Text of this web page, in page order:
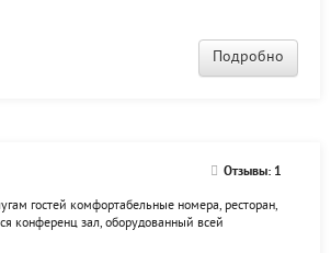
Подробно
Отзывы: 1
гостей комфортабельные номера, ресторан,
конференц зал, оборудованный всей